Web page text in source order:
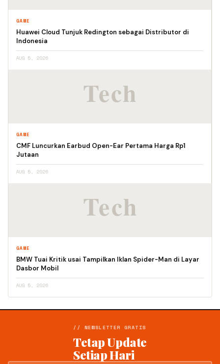
GAME
Huawei Cloud Tunjuk Redington sebagai Distributor di
Indonesia
AUG 5, 2026
GAME
CMF Luncurkan Earbud Open-Ear Pertama Harga Rp1
Jutaan
AUG 5, 2026
GAME
BMW Tuai Kritik usai Tampilkan Iklan Spider-Man di Layar
Dasbor Mobil
AUG 5, 2026
// NEWSLETTER GRATIS
Tetap Update
Setiap Hari